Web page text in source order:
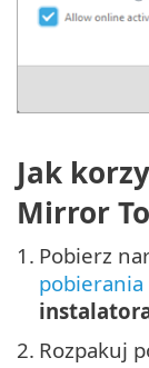
Jak
Mirror
1. Pobierz
pobierania
2. Rozpakuj